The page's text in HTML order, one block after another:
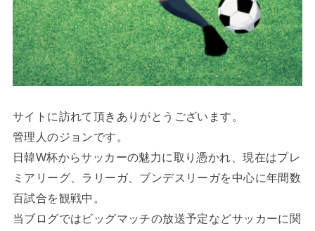
サイトに訪れて頂きありがとうございます。
管理人のジョンです。
日韓W杯からサッカーの魅力に取り憑かれ、現在はプレ
ミアリーグ、ラリーガ、ブンデスリーガを中心に年間数
百試合を観戦中。
当ブログではビッグマッチの放送予定などサッカーに関